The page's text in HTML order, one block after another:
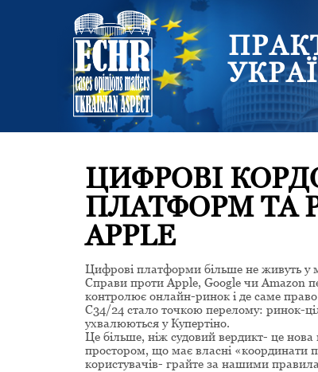
ЦИФРОВІ
ПЛАТФОРМ ТА
APPLE
Цифрові платформи більше не живуть у
Справи проти Apple, Google чи Amazon
контролює онлайн-ринок і де саме
C34/24 стало точкою перелому: ринок-
ухвалюються у Купертіно.
Це більше, ніж судовий вердикт- це нова
простором, що має власні
користувачів- грайте за нашими